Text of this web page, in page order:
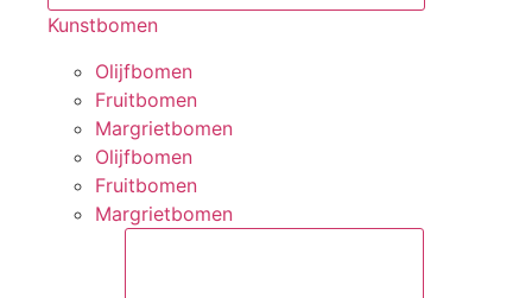
Kunstbomen
Olijfbomen
Fruitbomen
Margrietbomen
Olijfbomen
Fruitbomen
Margrietbomen